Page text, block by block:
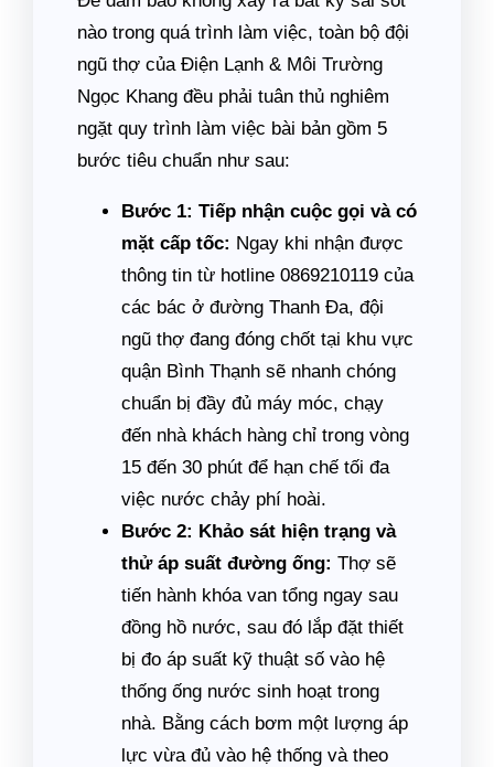
nào trong quá trình làm việc, toàn bộ đội
ngũ thợ của Điện Lạnh & Môi Trường
Ngọc Khang đều phải tuân thủ nghiêm
ngặt quy trình làm việc bài bản gồm 5
bước tiêu chuẩn như sau:
Bước 1: Tiếp nhận cuộc gọi và có
mặt cấp tốc: Ngay khi nhận được
thông tin từ hotline 0869210119 của
các bác ở đường Thanh Đa, đội
ngũ thợ đang đóng chốt tại khu vực
quận Bình Thạnh sẽ nhanh chóng
chuẩn bị đầy đủ máy móc, chạy
đến nhà khách hàng chỉ trong vòng
15 đến 30 phút để hạn chế tối đa
việc nước chảy phí hoài.
Bước 2: Khảo sát hiện trạng và
thử áp suất đường ống: Thợ sẽ
tiến hành khóa van tổng ngay sau
đồng hồ nước, sau đó lắp đặt thiết
bị đo áp suất kỹ thuật số vào hệ
thống ống nước sinh hoạt trong
nhà. Bằng cách bơm một lượng áp
lực vừa đủ vào hệ thống và theo